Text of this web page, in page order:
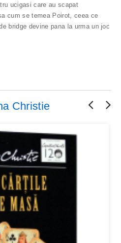
ucigasi care au scapat
cum se temea Poirot, ceea ce
bridge devine pana la urma un joc
Christie